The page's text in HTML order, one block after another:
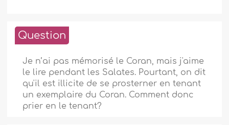
Question
Je n’ai pas mémorisé le Coran, mais j'aime
le lire pendant les Salates. Pourtant, on dit
qu'il est illicite de se prosterner en tenant
un exemplaire du Coran. Comment donc
prier en le tenant?